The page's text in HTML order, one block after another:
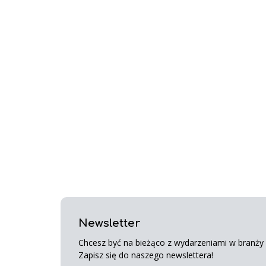
Newsletter
Chcesz być na bieżąco z wydarzeniami w
Zapisz się do naszego newslettera!